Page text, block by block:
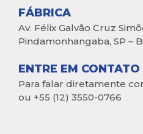
FÁBRICA
Av. Félix Galvão Cruz
Pindamonhangaba, SP –
ENTRE EM CONTATO
Para falar diretamente
ou +55 (12) 3550-0766